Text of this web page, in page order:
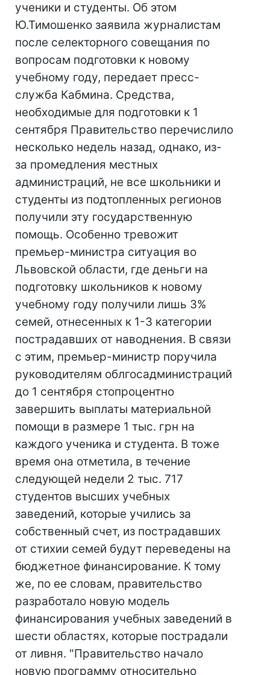
ученики и студенты. Об этом
Ю.Тимошенко заявила журналистам
после селекторного совещания по
вопросам подготовки к новому
учебному году, передает пресс-
служба Кабмина. Средства,
необходимые для подготовки к 1
сентября Правительство перечислило
несколько недель назад, однако, из-
за промедления местных
администраций, не все школьники и
студенты из подтопленных регионов
получили эту государственную
помощь. Особенно тревожит
премьер-министра ситуация во
Львовской области, где деньги на
подготовку школьников к новому
учебному году получили лишь 3%
семей, отнесенных к 1-3 категории
пострадавших от наводнения. В связи
с этим, премьер-министр поручила
руководителям облгосадминистраций
до 1 сентября стопроцентно
завершить выплаты материальной
помощи в размере 1 тыс. грн на
каждого ученика и студента. В тоже
время она отметила, в течение
следующей недели 2 тыс. 717
студентов высших учебных
заведений, которые учились за
собственный счет, из пострадавших
от стихии семей будут переведены на
бюджетное финансирование. К тому
же, по ее словам, правительство
разработало новую модель
финансирования учебных заведений в
шести областях, которые пострадали
от ливня. "Правительство начало
новую программу относительно